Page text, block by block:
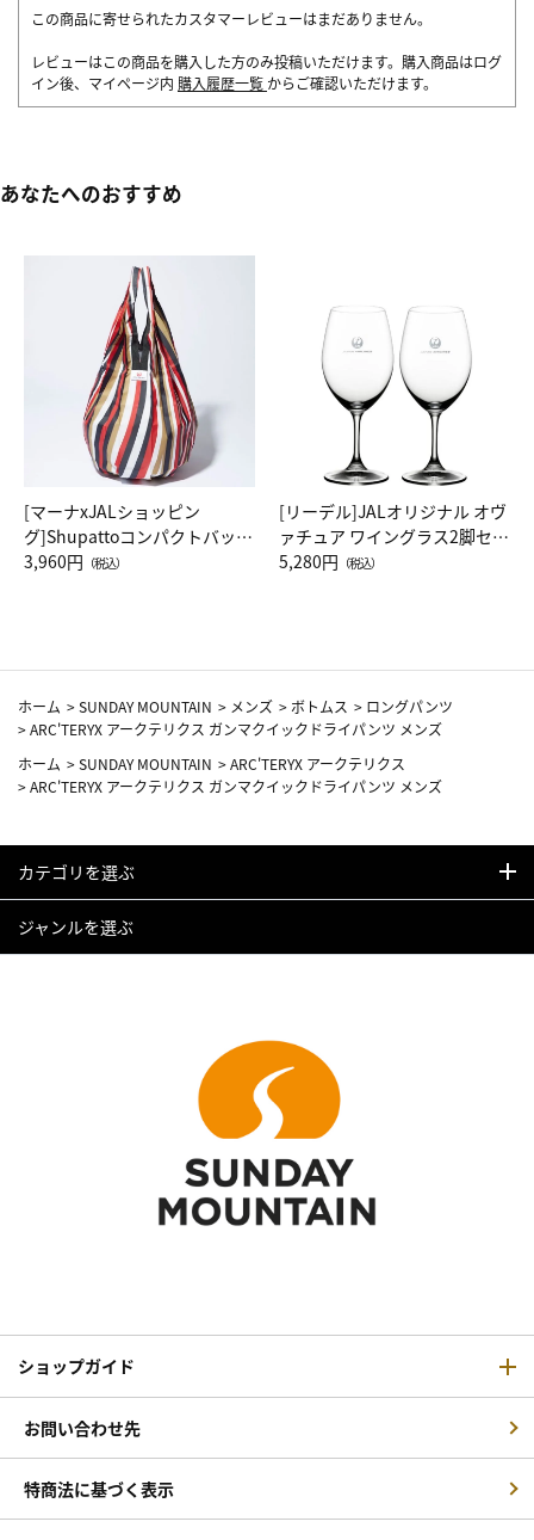
この商品に寄せられたカスタマーレビューはまだありません。
レビューはこの商品を購入した方のみ投稿いただけます。購入商品はログ
イン後、マイページ内 購入履歴一覧 からご確認いただけます。
あなたへのおすすめ
[マーナxJALショッピン
グ]Shupattoコンパクトバッグ
Drop JAL客室乗務員（LC）ス
3,960円 （税込）
[リーデル]JALオリジナル オヴ
ァチュア ワイングラス2脚セッ
ト（レッドワイン）
5,280円 （税込）
ホーム >SUNDAY MOUNTAIN > メンズ > ボトムス > ロングパンツ
>ARC'TERYX アークテリクス ガンマクイックドライパンツ メンズ
ホーム >SUNDAY MOUNTAIN >ARC'TERYX アークテリクス
>ARC'TERYX アークテリクス ガンマクイックドライパンツ メンズ
カテゴリを選ぶ
ジャンルを選ぶ
ショップガイド
お問い合わせ先
特商法に基づく表示